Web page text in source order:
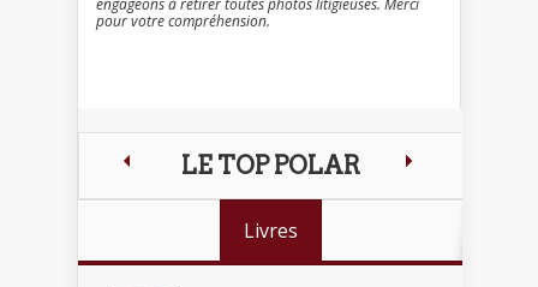
pour votre compréhension.
LE TOP POLAR
Livres